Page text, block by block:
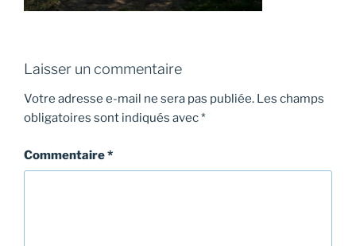
Laisser un commentaire
Votre adresse e-mail ne sera pas publiée. Les champs
obligatoires sont indiqués avec*
Commentaire*